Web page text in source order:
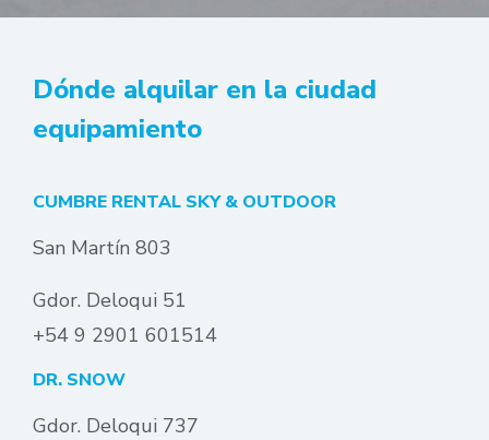
Dónde alquilar en la ciudad
equipamiento
CUMBRE RENTAL SKY & OUTDOOR
San Martín 803
Gdor. Deloqui 51
+54 9 2901 601514
DR. SNOW
Gdor. Deloqui 737